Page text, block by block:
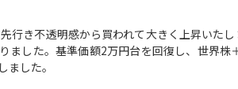
行き不透明感から買われて大きく上昇いた
ました。基準価額2万円台を回復し、世界株
した。